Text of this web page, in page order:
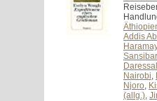
Addis
Nairobi,
Njoro,
(allg.),